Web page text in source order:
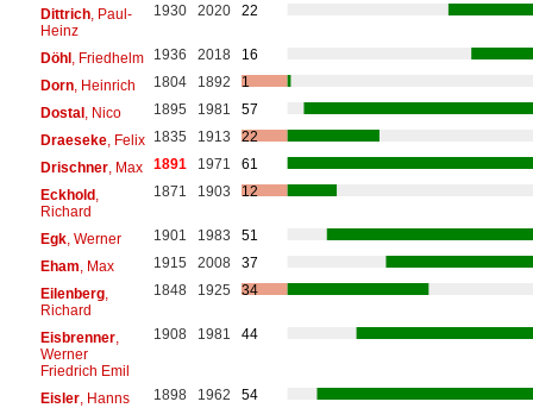
Dittrich, Paul-
Heinz
1930 2020 22
Döhl, Friedhelm 1936 2018
16
Dorn, Heinrich 1804 1892
1
Dostal, Nico 1895 1981
57
Draeseke, Felix 1835 1913
22
Drischner, Max 1891 1971
61
Eckhold,
Richard
1871 1903 12
Egk, Werner 1901 1983
51
Eham , Max 1915 2008
37
Eilenberg,
Richard
1848 1925 34
Eisbrenner,
Werner
Friedrich Emil
1908 1981 44
Eisler, Hanns 1898 1962
54